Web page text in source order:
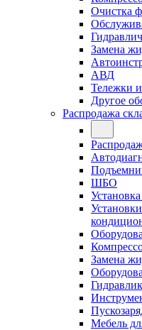
Очистка
Замена
АВД
Тележки
Другое
Распродажа
ШБО
Замена
Мебель